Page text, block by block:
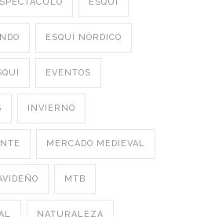
ESQUÍ NÓRDICO
EVENTOS
INVIERNO
MERCADO MEDIEVAL
MTB
NATURALEZA